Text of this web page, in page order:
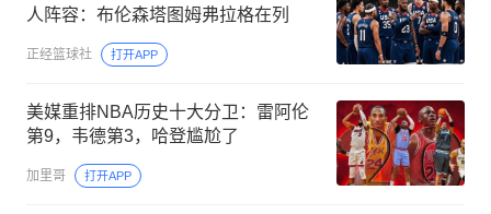
人阵容：布伦森塔图姆弗拉格在列
正经篮球社 打开APP
美媒重排NBA历史十大分卫：雷阿伦
第9，韦德第3，哈登尴尬了
加里哥 打开APP